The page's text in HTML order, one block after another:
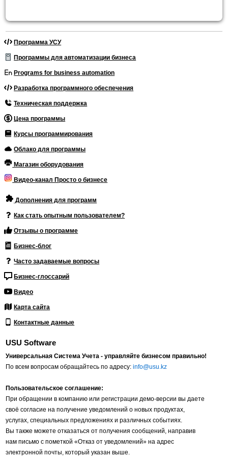
Программа УСУ
Программы для автоматизации бизнеса
Programs for business automation
Разработка программного обеспечения
Техническая поддержка
Цена программы
Курсы программирования
Облако для программы
Магазин оборудования
Видео-канал Просто о бизнесе
Дополнения для программ
Как стать опытным пользователем?
Отзывы о программе
Бизнес-блог
Часто задаваемые вопросы
Бизнес-глоссарий
Видео
Карта сайта
Контактные данные
USU Software
Универсальная Система Учета - управляйте бизнесом правильно!
По всем вопросам обращайтесь по адресу:info@usu.kz
Пользовательское соглашение:
При обращении в компанию или регистрации демо-версии вы даете
своё согласие на получение уведомлений о новых продуктах,
услугах, специальных предложениях и различных событиях.
Вы также можете отказаться от получения сообщений, направив
нам письмо с пометкой «Отказ от уведомлений» на адрес
электронной почты, который указан выше.